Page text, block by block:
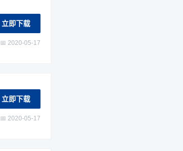
立即下载
📅 2020-05-17
立即下载
📅 2020-05-17